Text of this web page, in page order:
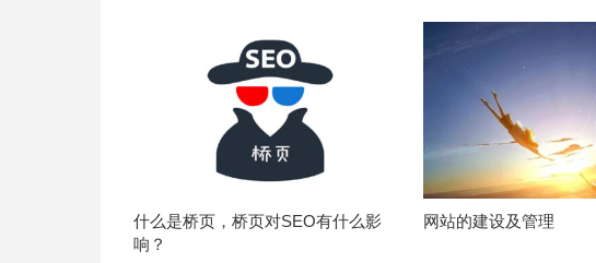
什么是桥页，桥页对SEO有什么影
响？
网站的建设及管理